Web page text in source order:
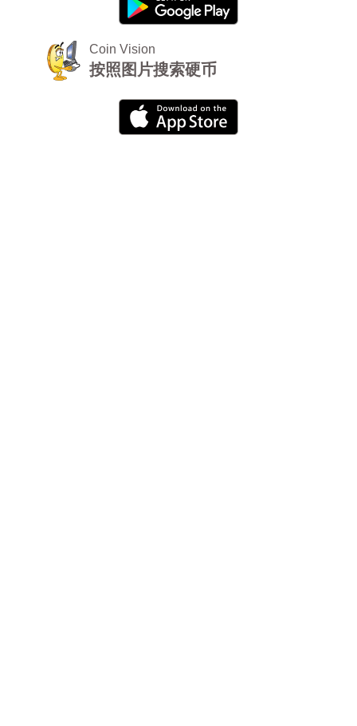
Coin Vision
按照图片搜索硬币